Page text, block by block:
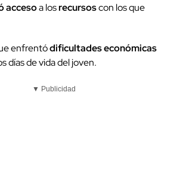
accesoa losrecursoscon los que
enfrentódificultades económicas
días de vida del joven.
▼ Publicidad